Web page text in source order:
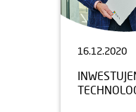
16.12.2020